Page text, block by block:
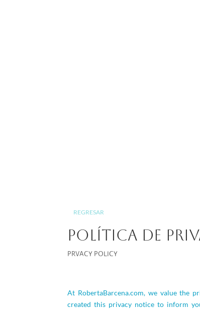
REGRESAR
POLÍTICA DE
PRVACY POLICY
At RobertaBarcena.com, we value the
created this privacy notice to inform